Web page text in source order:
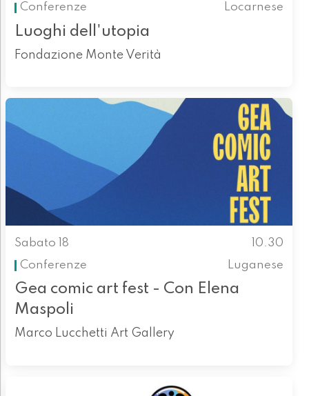
Conferenze
Locarnese
Luoghi dell'utopia
Fondazione Monte Verità
Sabato 18
10.30
Conferenze
Luganese
Gea comic art fest - Con Elena
Maspoli
Marco Lucchetti Art Gallery